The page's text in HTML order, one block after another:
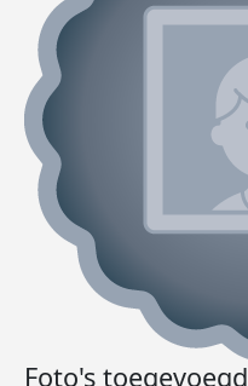
Foto's toegevoegd